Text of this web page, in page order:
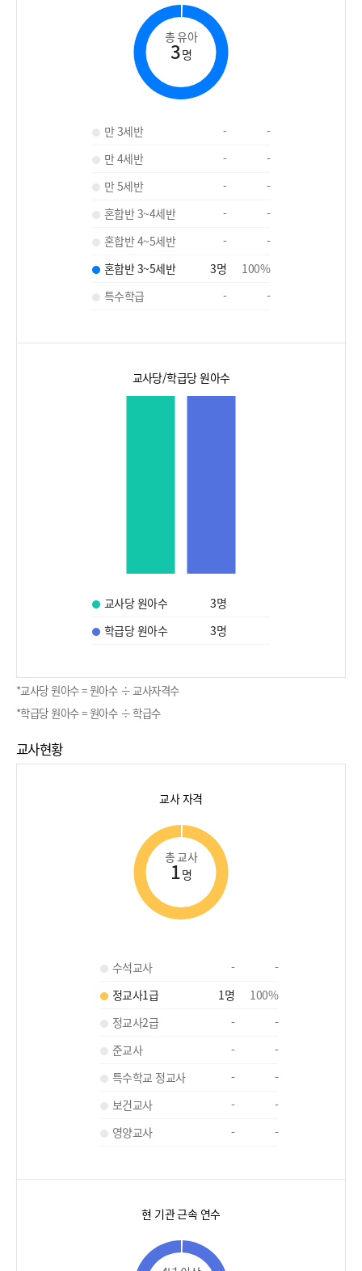
총 유아
3명
만 3세반 -
-
만 4세반
-
-
만 5세반
-
-
혼합반 3~4세반
-
-
혼합반 4~5세반
-
-
혼합반 3~5세반
3명 100%
특수학급
- -
교사당/학급당 원아수
교사당 원아수 3명
학급당 원아수
3명
*교사당 원아수 = 원아수 ÷ 교사자격수
*학급당 원아수 = 원아수 ÷ 학급수
교사현황
교사 자격
총 교사
1명
수석교사 -
-
정교사1급
1명 100%
정교사2급
-
-
준교사
-
-
특수학교 정교사
-
-
보건교사
-
-
영양교사
- -
현 기관 근속 연수